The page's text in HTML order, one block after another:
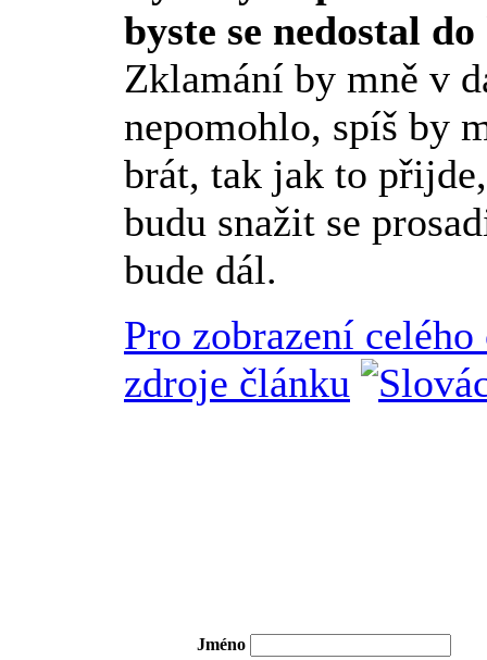
byste se nedostal
Zklamání by mně v
nepomohlo, spíš by
brát, tak jak to
budu snažit se
bude dál.
Pro zobrazení
zdroje článku
Jméno